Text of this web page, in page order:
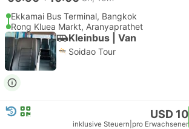
Ekkamai Bus Terminal, Bangkok
Rong Kluea Markt, Aranyaprathet
Kleinbus | Van
Soidao Tour
USD 10
inklusive Steuern pro Erwachsener